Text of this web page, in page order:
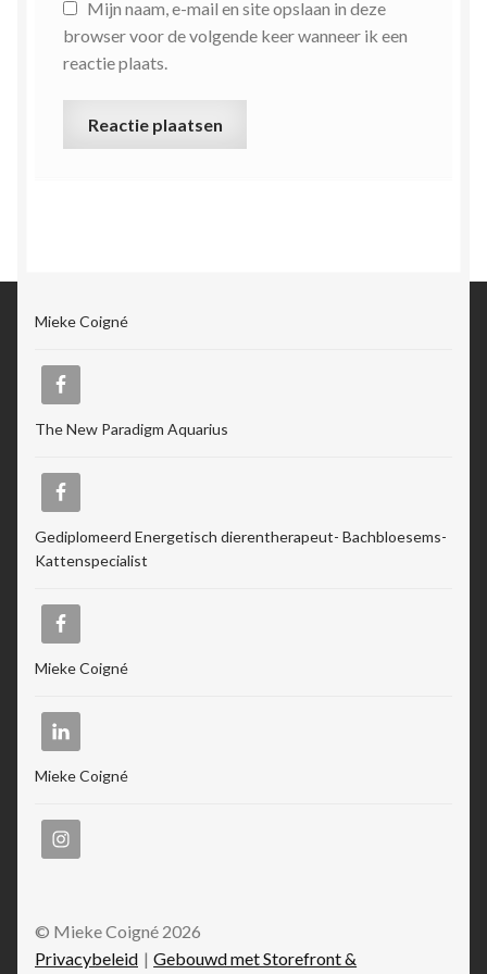
Mijn naam, e-mail en site opslaan in deze
browser voor de volgende keer wanneer ik een
reactie plaats.
Mieke Coigné
The New Paradigm Aquarius
Gediplomeerd Energetisch dierentherapeut- Bachbloesems-
Kattenspecialist
Mieke Coigné
Mieke Coigné
© Mieke Coigné 2026
Privacybeleid
Gebouwd met Storefront &